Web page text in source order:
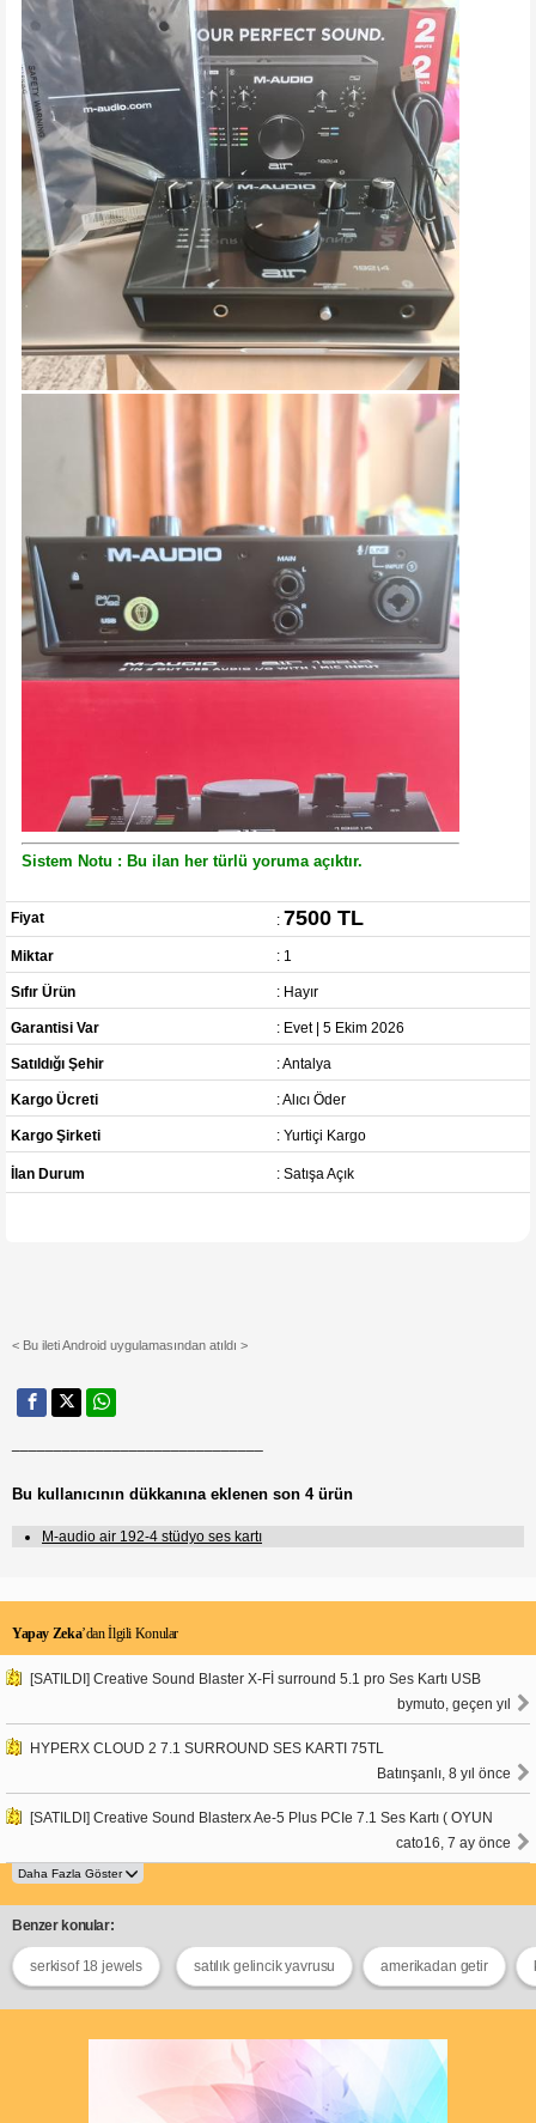
Sistem Notu : Bu ilan her türlü yoruma açıktır.
Fiyat : 7500 TL
Miktar : 1
Sıfır Ürün : Hayır
Garantisi Var : Evet | 5 Ekim 2026
Satıldığı Şehir : Antalya
Kargo Ücreti : Alıcı Öder
Kargo Şirketi : Yurtiçi Kargo
İlan Durum : Satışa Açık
< Bu ileti Android uygulamasından atıldı >
Bu kullanıcının dükkanına eklenen son 4 ürün
M-audio air 192-4 stüdyo ses kartı
Yapay Zeka’dan İlgili Konular
[SATILDI] Creative Sound Blaster X-Fİ surround 5.1 pro Ses Kartı USB
bymuto, geçen yıl
HYPERX CLOUD 2 7.1 SURROUND SES KARTI 75TL
Batınşanlı, 8 yıl önce
[SATILDI] Creative Sound Blasterx Ae-5 Plus PCIe 7.1 Ses Kartı ( OYUN
cato16, 7 ay önce
Benzer konular:
serkisof 18 jewels satılık gelincik yavrusu amerikadan getir